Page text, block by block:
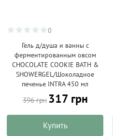
0
Гель д/душа и ванны с
ферментированным овсом
CHOCOLATE COOKIE BATH &
SHOWERGEL/Шоколадное
печенье INTRA 450 мл
396 грн 317 грн
Купить